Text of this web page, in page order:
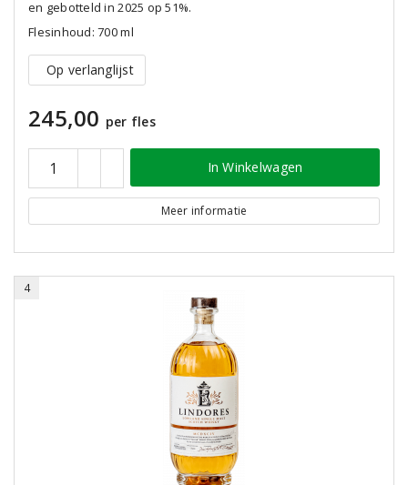
en gebotteld in 2025 op 51%.
Flesinhoud: 700 ml
Op verlanglijst
245,00 per fles
In Winkelwagen
Meer informatie
4